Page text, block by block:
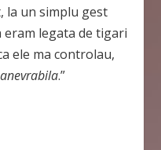
la un simplu gest
eram legata de tigari
ele ma controlau,
.”